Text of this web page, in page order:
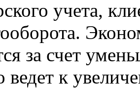
учета,
за счет
ведет к